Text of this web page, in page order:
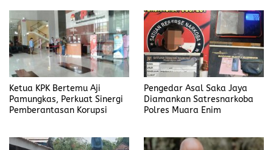
Ketua KPK Bertemu Aji
Pamungkas, Perkuat Sinergi
Pemberantasan Korupsi
Pengedar Asal Saka Jaya
Diamankan Satresnarkoba
Polres Muara Enim